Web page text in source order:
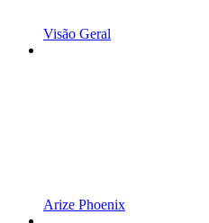
Visão Geral
Arize Phoenix